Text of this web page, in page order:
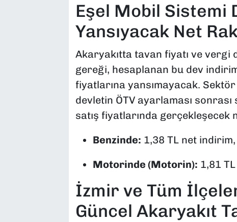
Eşel Mobil Sistemi
Yansıyacak Net
Akaryakıtta tavan fiyatı ve vergi
gereği, hesaplanan bu dev
fiyatlarına yansımayacak.
devletin ÖTV ayarlaması
satış fiyatlarında
Benzinde: 1,38 TL net indirim,
Motorinde (Motorin): 1,81
İzmir ve Tüm
Güncel Akaryakıt